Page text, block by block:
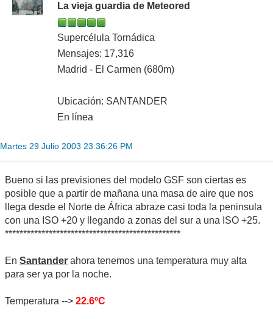
La vieja guardia de Meteored
Supercélula Tornádica
Mensajes: 17,316
Madrid - El Carmen (680m)
Ubicación: SANTANDER
En línea
Martes 29 Julio 2003 23:36:26 PM
Bueno si las previsiones del modelo GSF son ciertas es
posible que a partir de mañana una masa de aire que nos
llega desde el Norte de África abraze casi toda la peninsula
con una ISO +20 y llegando a zonas del sur a una ISO +25.
************************************************
En Santander ahora tenemos una temperatura muy alta
para ser ya por la noche.
Temperatura --> 22.6ºC